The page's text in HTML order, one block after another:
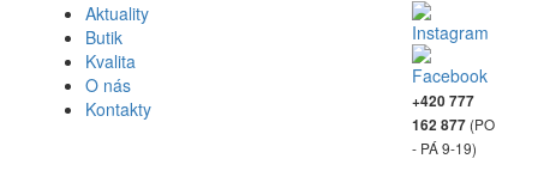
Aktuality
Butik
Kvalita
O nás
Kontakty
+420 777
162 877 (PO
- PÁ 9-19)